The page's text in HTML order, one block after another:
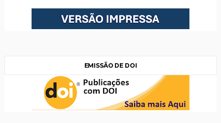
EMISSÃO DE DOI